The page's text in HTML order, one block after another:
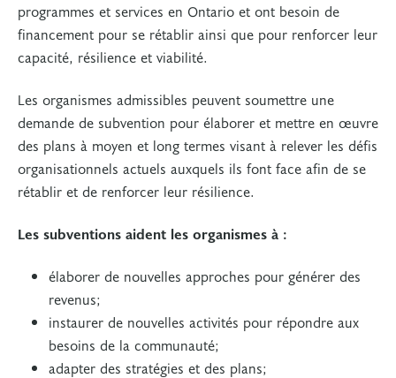
programmes et services en Ontario et ont besoin de
financement pour se rétablir ainsi que pour renforcer leur
capacité, résilience et viabilité.
Les organismes admissibles peuvent soumettre une
demande de subvention pour élaborer et mettre en œuvre
des plans à moyen et long termes visant à relever les défis
organisationnels actuels auxquels ils font face afin de se
rétablir et de renforcer leur résilience.
Les subventions aident les organismes à :
élaborer de nouvelles approches pour générer des
revenus;
instaurer de nouvelles activités pour répondre aux
besoins de la communauté;
adapter des stratégies et des plans;